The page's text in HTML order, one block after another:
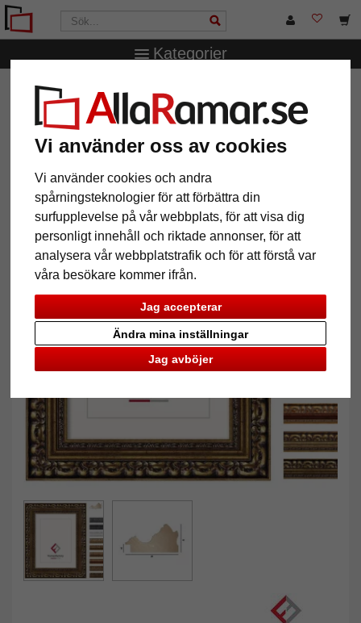
Vi använder oss av cookies
Vi använder cookies och andra
spårningsteknologier för att förbättra din
surfupplevelse på vår webbplats, för att visa dig
personligt innehåll och riktade annonser, för att
analysera vår webbplatstrafik och för att förstå var
våra besökare kommer ifrån.
Jag accepterar
Jag avböjer
Ändra mina inställningar
Kategorier
AllaRamar.se Ramstorlek
Josephine
Barockram Josephine